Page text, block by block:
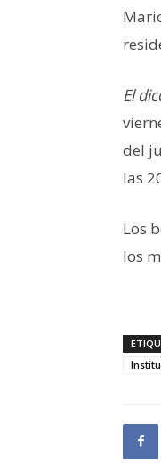
El
del
las
Los
los